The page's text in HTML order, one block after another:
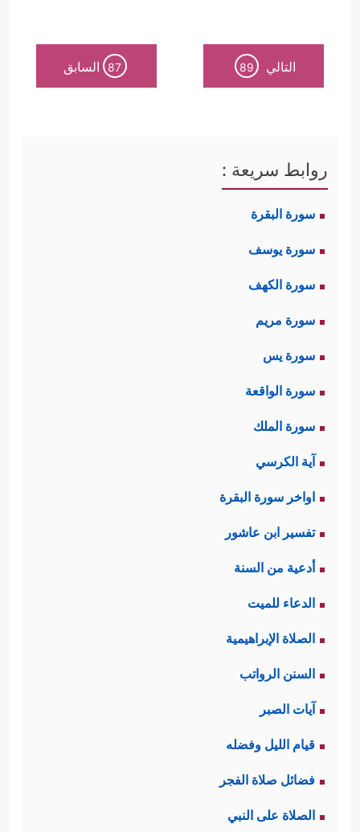
التالي 89
87 السابق
روابط سريعة :
سورة البقرة
سورة يوسف
سورة الكهف
سورة مريم
سورة يس
سورة الواقعة
سورة الملك
آية الكرسي
اواخر سورة البقرة
تفسير ابن عاشور
أدعية من السنة
الدعاء للميت
الصلاة الإبراهيمية
السنن الرواتب
آيات الصبر
قيام الليل وفضله
فضائل صلاة الفجر
الصلاة على النبي